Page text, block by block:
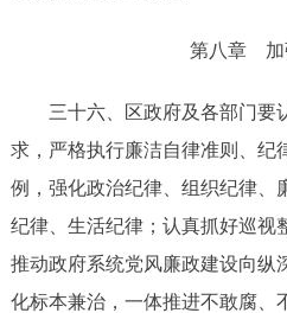
第八章
三十六、区政府及各部门要
求，严格执行廉洁自律准则、纪
例，强化政治纪律、组织纪律、
纪律、生活纪律；认真抓好巡视
推动政府系统党风廉政建设向纵
化标本兼治， 一体推进不敢腐、